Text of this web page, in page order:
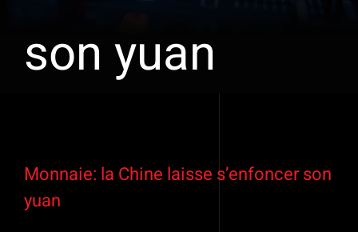
son yuan
l'image
Monnaie: la Chine laisse s’enfoncer son
yuan